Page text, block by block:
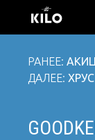
РАНЕЕ:
ДАЛЕЕ: